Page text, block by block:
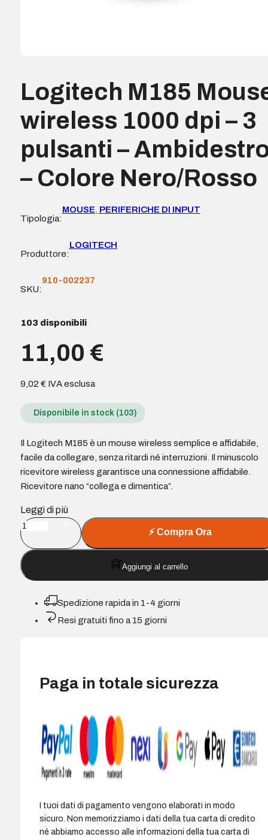
Logitech M185
wireless 1000 dpi – 3
pulsanti –
– Colore Nero/Rosso
Tipologia:
MOUSE, PERIFERICHE DI INPUT
Produttore:
LOGITECH
SKU:
910-002237
103 disponibili
11,00 €
9,02 € IVA esclusa
Disponibile in stock (103)
Il Logitech M185 è un mouse wireless semplice e affidabile,
facile da collegare, senza ritardi né interruzioni. Il minuscolo
ricevitore wireless garantisce una connessione affidabile.
Ricevitore nano “collega e dimentica”.
Leggi di più
Logitech
M185
Mouse
wireless
1000
quantità
⚡Compra Ora
Aggiungi al carrello
Spedizione rapida in 1-4 giorni
Resi gratuiti fino a 15 giorni
Paga in totale sicurezza
I tuoi dati di pagamento vengono elaborati in modo
sicuro. Non memorizziamo i dati della tua carta di credito
né abbiamo accesso alle informazioni della tua carta di